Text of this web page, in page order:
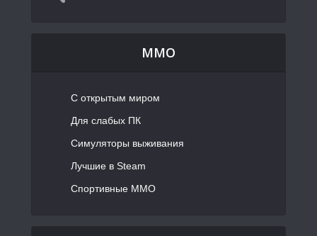
MMO
С открытым миром
Для слабых ПК
Симуляторы выживания
Лучшие в Steam
Спортивные MMO